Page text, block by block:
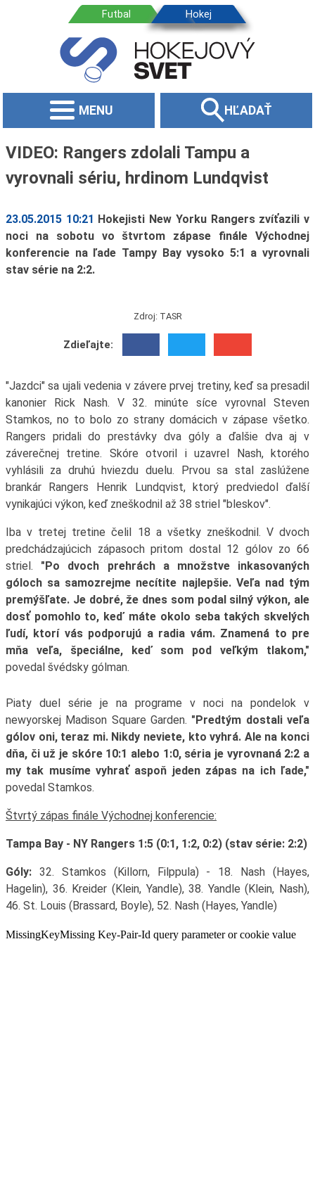
MENU HĽADAŤ
VIDEO: Rangers zdolali Tampu a
vyrovnali sériu, hrdinom Lundqvist
23.05.2015 10:21 Hokejisti New Yorku Rangers zvíťazili v
noci na sobotu vo štvrtom zápase finále Východnej
konferencie na ľade Tampy Bay vysoko 5:1 a vyrovnali
stav série na 2:2.
Zdroj: TASR
Zdieľajte:
"Jazdci" sa ujali vedenia v závere prvej tretiny, keď sa presadil
kanonier Rick Nash. V 32. minúte síce vyrovnal Steven
Stamkos, no to bolo zo strany domácich v zápase všetko.
Rangers pridali do prestávky dva góly a ďalšie dva aj v
záverečnej tretine. Skóre otvoril i uzavrel Nash, ktorého
vyhlásili za druhú hviezdu duelu. Prvou sa stal zaslúžene
brankár Rangers Henrik Lundqvist, ktorý predviedol ďalší
vynikajúci výkon, keď zneškodnil až 38 striel "bleskov".
Iba v tretej tretine čelil 18 a všetky zneškodnil. V dvoch
predchádzajúcich zápasoch pritom dostal 12 gólov zo 66
striel. "Po dvoch prehrách a množstve inkasovaných
góloch sa samozrejme necítite najlepšie. Veľa nad tým
premýšľate. Je dobré, že dnes som podal silný výkon, ale
dosť pomohlo to, keď máte okolo seba takých skvelých
ľudí, ktorí vás podporujú a radia vám. Znamená to pre
mňa veľa, špeciálne, keď som pod veľkým tlakom,"
povedal švédsky gólman.
Piaty duel série je na programe v noci na pondelok v
newyorskej Madison Square Garden. "Predtým dostali veľa
gólov oni, teraz mi. Nikdy neviete, kto vyhrá. Ale na konci
dňa, či už je skóre 10:1 alebo 1:0, séria je vyrovnaná 2:2 a
my tak musíme vyhrať aspoň jeden zápas na ich ľade,"
povedal Stamkos.
Štvrtý zápas finále Východnej konferencie:
Tampa Bay - NY Rangers 1:5 (0:1, 1:2, 0:2) (stav série: 2:2)
Góly:32. Stamkos (Killorn, Filppula) - 18. Nash (Hayes,
Hagelin), 36. Kreider (Klein, Yandle), 38. Yandle (Klein, Nash),
46. St. Louis (Brassard, Boyle), 52. Nash (Hayes, Yandle)